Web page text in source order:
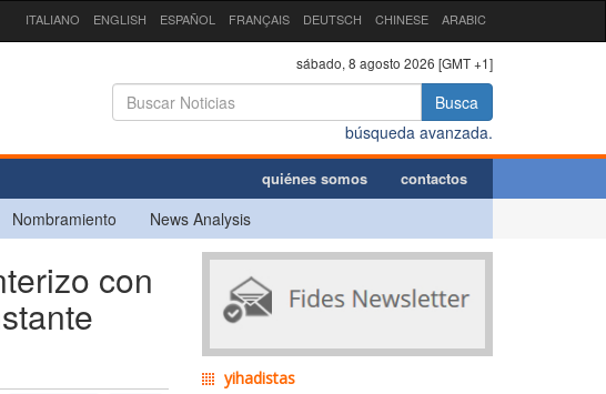
ITALIANO ENGLISH ESPAÑOL FRANÇAIS DEUTSCH CHINESE ARABIC
sábado, 8 agosto 2026 [GMT +1]
Busca
búsqueda avanzada.
quiénes somos contactos
Nombramiento News Analysis
con
yihadistas